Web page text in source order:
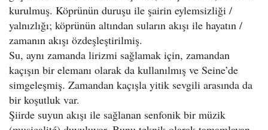
kurulmuş. Köprünün duruşu ile şairin eylemsizliği /
yalnızlığı; köprünün altından suların akışı ile hayatın /
zamanın akışı özdeşleştirilmiş.
Su, aynı zamanda lirizmi sağlamak için, zamandan
kaçışın bir elemanı olarak da kullanılmış ve Seine’de
simgeleşmiş. Zamandan kaçışla yitik sevgili arasında da
bir koşutluk var.
Şiirde suyun akışı ile sağlanan senfonik bir müzik